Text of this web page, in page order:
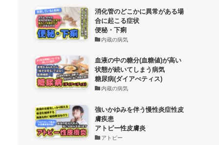
消化管のどこかに異常がある場
合に起こる症状
便秘・下痢
内蔵の病気
血液の中の糖分(血糖値)が高い
状態が続いてしまう病気
糖尿病(ダイアべティス)
内蔵の病気
強いかゆみを伴う慢性炎症性皮
膚疾患
アトピー性皮膚炎
アトピー